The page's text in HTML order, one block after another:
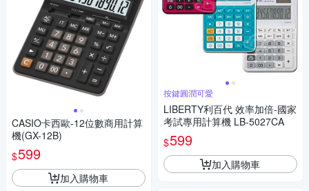
CASIO卡西歐-12位數商用計算
機(GX-12B)
$599
加入購物車
按鍵圓潤可愛
LIBERTY利百代 效率加倍-國家
考試專用計算機 LB-5027CA
$599
加入購物車